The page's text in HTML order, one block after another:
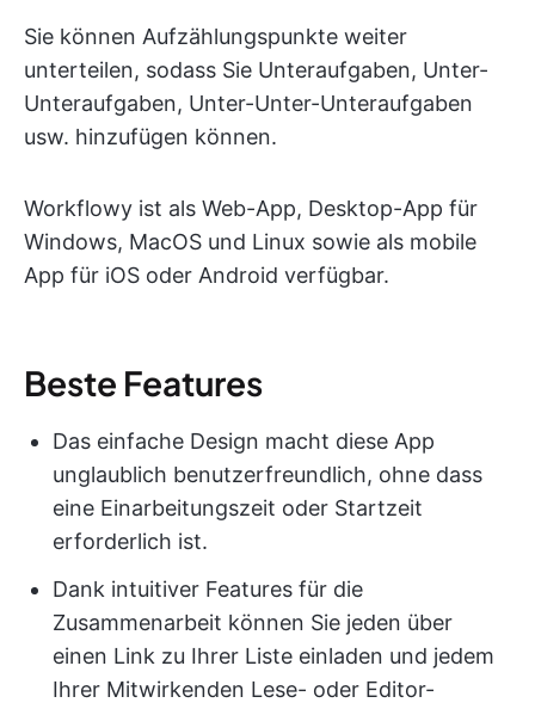
Sie können Aufzählungspunkte weiter
unterteilen, sodass Sie Unteraufgaben, Unter-
Unteraufgaben, Unter-Unter-Unteraufgaben
usw. hinzufügen können.
Workflowy ist als Web-App, Desktop-App für
Windows, MacOS und Linux sowie als mobile
App für iOS oder Android verfügbar.
Beste Features
Das einfache Design macht diese App
unglaublich benutzerfreundlich, ohne dass
eine Einarbeitungszeit oder Startzeit
erforderlich ist.
Dank intuitiver Features für die
Zusammenarbeit können Sie jeden über
einen Link zu Ihrer Liste einladen und jedem
Ihrer Mitwirkenden Lese- oder Editor-